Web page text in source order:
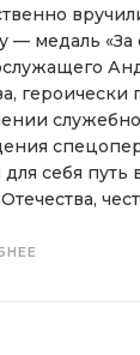
— медаль «За
героически
для себя